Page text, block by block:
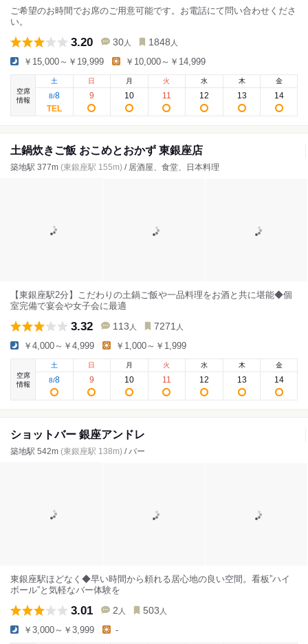
ご希望のお時間でお席のご用意可能です。お電話にて問い合わせくださ
い。
3.20 30 人 1848 人
￥15,000～￥19,999 ￥10,000～￥14,999
空席
情報
土
8/8
日
9
月
10
火
11
水
12
木
13
金
14
土鍋炊きご飯 おこめとおかず 東銀座店
築地駅 377m (東銀座駅 155m) / 居酒屋、食堂、日本料理
【東銀座駅2分】こだわりの土鍋ご飯や一品料理をお酒と共に堪能◆個
室完備で宴会や女子会に最適
3.32 113 人 7271 人
￥4,000～￥4,999 ￥1,000～￥1,999
空席
情報
土
8/8
日
9
月
10
火
11
水
12
木
13
金
14
ショットバー 銀座アンドレ
築地駅 542m (東銀座駅 138m) / バー
東銀座駅ほどなく◆早い時間から頼れる居心地の良い空間。看板”ハイ
ボール”と気軽なバー体験を
3.01 2 人 503 人
￥3,000～￥3,999 -